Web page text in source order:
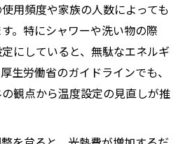
用頻度や家族の人数によっても
。特にシャワーや洗い物の際
にしていると、無駄なエネルギ
生労働省のガイドラインでも、
観点から温度設定の見直しが推